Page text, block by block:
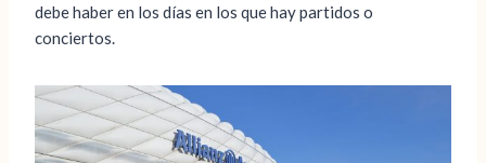
debe haber en los días en los que hay partidos o
conciertos.